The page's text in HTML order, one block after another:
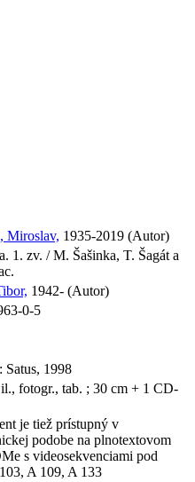
Miroslav, 1935-2019 (Autor)
1. zv. / M. Šašinka, T. Šagát a
1942- (Autor)
0-5
Satus, 1998
fotogr., tab. ; 30 cm + 1 CD-
je tiež prístupný v
podobe na plnotextovom
s videosekvenciami pod
A 109, A 133